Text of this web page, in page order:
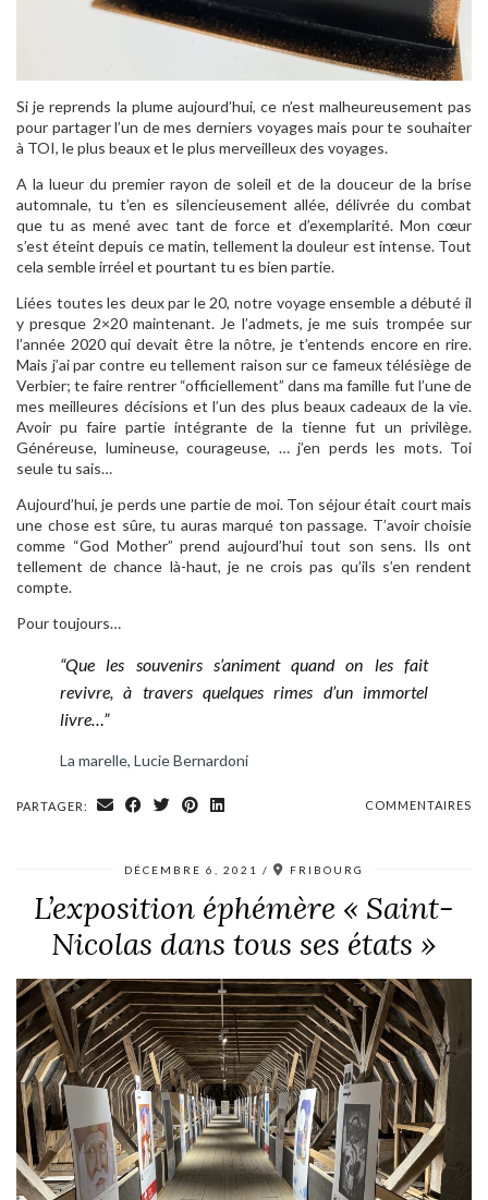
Si je reprends la plume aujourd’hui, ce n’est malheureusement pas
pour partager l’un de mes derniers voyages mais pour te souhaiter
à TOI, le plus beaux et le plus merveilleux des voyages.
A la lueur du premier rayon de soleil et de la douceur de la brise
automnale, tu t’en es silencieusement allée, délivrée du combat
que tu as mené avec tant de force et d’exemplarité. Mon cœur
s’est éteint depuis ce matin, tellement la douleur est intense. Tout
cela semble irréel et pourtant tu es bien partie.
Liées toutes les deux par le 20, notre voyage ensemble a débuté il
y presque 2×20 maintenant. Je l’admets, je me suis trompée sur
l’année 2020 qui devait être la nôtre, je t’entends encore en rire.
Mais j’ai par contre eu tellement raison sur ce fameux télésiège de
Verbier; te faire rentrer “officiellement” dans ma famille fut l’une de
mes meilleures décisions et l’un des plus beaux cadeaux de la vie.
Avoir pu faire partie intégrante de la tienne fut un privilège.
Généreuse, lumineuse, courageuse, … j’en perds les mots. Toi
seule tu sais…
Aujourd’hui, je perds une partie de moi. Ton séjour était court mais
une chose est sûre, tu auras marqué ton passage. T’avoir choisie
comme “God Mother” prend aujourd’hui tout son sens. Ils ont
tellement de chance là-haut, je ne crois pas qu’ils s’en rendent
compte.
Pour toujours…
“Que les souvenirs s’animent quand on les fait
revivre, à travers quelques rimes d’un immortel
livre…”
La marelle, Lucie Bernardoni
PARTAGER: COMMENTAIRES
DÉCEMBRE 6, 2021 FRIBOURG
L’exposition éphémère « Saint-
Nicolas dans tous ses états »